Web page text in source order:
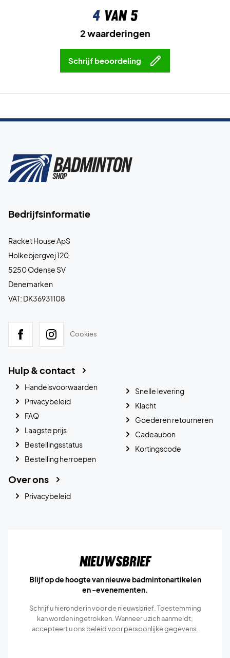
4 van 5
2 waarderingen
Schrijf beoordeling
Bedrijfsinformatie
Racket House ApS
Holkebjergvej 120
5250 Odense SV
Denemarken
VAT: DK36931108
Cookies
Hulp & contact
Handelsvoorwaarden
Privacybeleid
FAQ
Laagste prijs
Bestellingsstatus
Bestelling herroepen
Snelle levering
Klacht
Goederen retourneren
Cadeaubon
Kortingscode
Over ons
Privacybeleid
Nieuwsbrief
Blijf op de hoogte van nieuwe badmintonartikelen
en -evenementen.
Schrijf u hieronder in voor de nieuwsbrief. Toestemming
kan worden ingetrokken. Wanneer u zich aanmeldt,
accepteert u ons beleid voor persoonlijke gegevens.